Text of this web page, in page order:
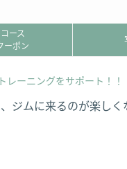
コース
ーポン
ーニングをサポート！！
ジムに来るのが楽し